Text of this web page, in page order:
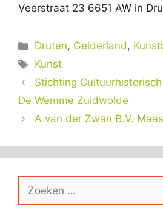
Veerstraat 23 6651 AW in
Categorieën
Druten, Gelderland,
Tags
Kunst
Stichting
De Wemme Zuidwolde
A van der Zwan B.V.
Zoek